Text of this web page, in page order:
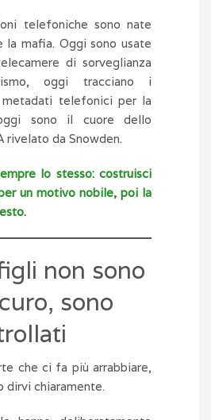
telefoniche sono nate
la mafia. Oggi sono usate
di sorveglianza
oggi tracciano i
telefonici per la
sono il cuore dello
rivelato da Snowden.
lo stesso: costruisci
un motivo nobile, poi la
non sono
sono
che ci fa più arrabbiare,
dirvi chiaramente.